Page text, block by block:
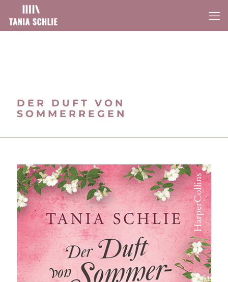
DER DUFT VON
SOMMERREGEN